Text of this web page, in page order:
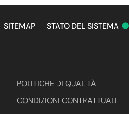
SITEMAP STATO DEL SISTEMA •
POLITICHE DI QUALITÀ
CONDIZIONI CONTRATTUALI